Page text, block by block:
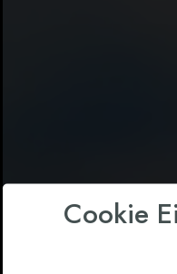
Cookie